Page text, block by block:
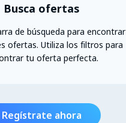
Busca ofertas
de búsqueda para encontrar
ofertas. Utiliza los filtros para
tu oferta perfecta.
Regístrate ahora